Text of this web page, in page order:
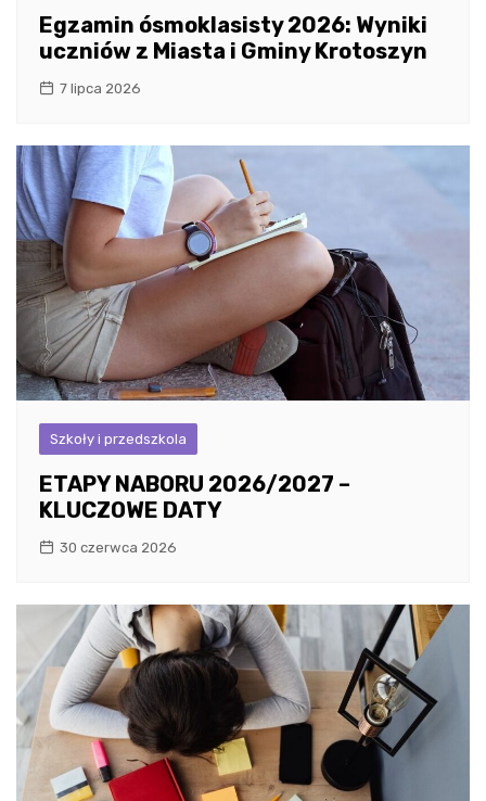
Egzamin ósmoklasisty 2026: Wyniki
uczniów z Miasta i Gminy Krotoszyn
7 lipca 2026
Szkoły i przedszkola
ETAPY NABORU 2026/2027 –
KLUCZOWE DATY
30 czerwca 2026